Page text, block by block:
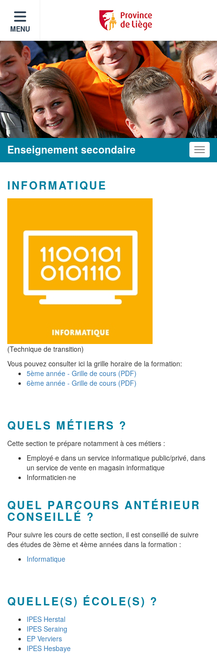
MENU
Enseignement secondaire
INFORMATIQUE
(Technique de transition)
Vous pouvez consulter ici la grille horaire de la formation:
5ème année - Grille de cours (PDF)
6ème année - Grille de cours (PDF)
QUELS MÉTIERS ?
Cette section te prépare notamment à ces métiers :
Employé·e dans un service informatique public/privé, dans
un service de vente en magasin informatique
Informaticien·ne
QUEL PARCOURS ANTÉRIEUR
CONSEILLÉ ?
Pour suivre les cours de cette section, il est conseillé de suivre
des études de 3ème et 4ème années dans la formation :
Informatique
QUELLE(S) ÉCOLE(S) ?
IPES Herstal
IPES Seraing
EP Verviers
IPES Hesbaye